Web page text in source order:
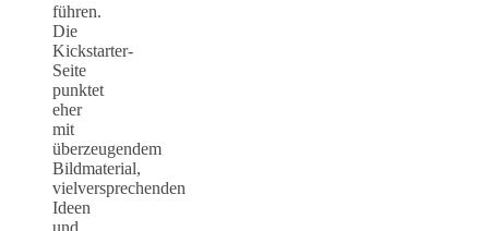
führen.
Die
Kickstarter-
Seite
punktet
eher
mit
überzeugendem
Bildmaterial,
vielversprechenden
Ideen
und